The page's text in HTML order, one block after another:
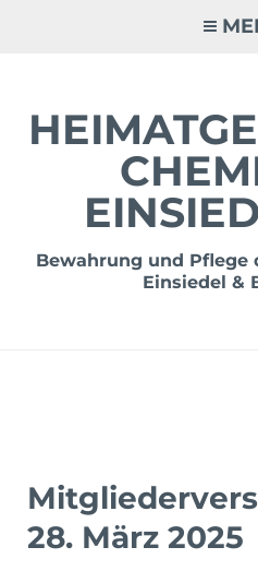
Bewahrung und Pflege
Einsiedel &
28. März 2025